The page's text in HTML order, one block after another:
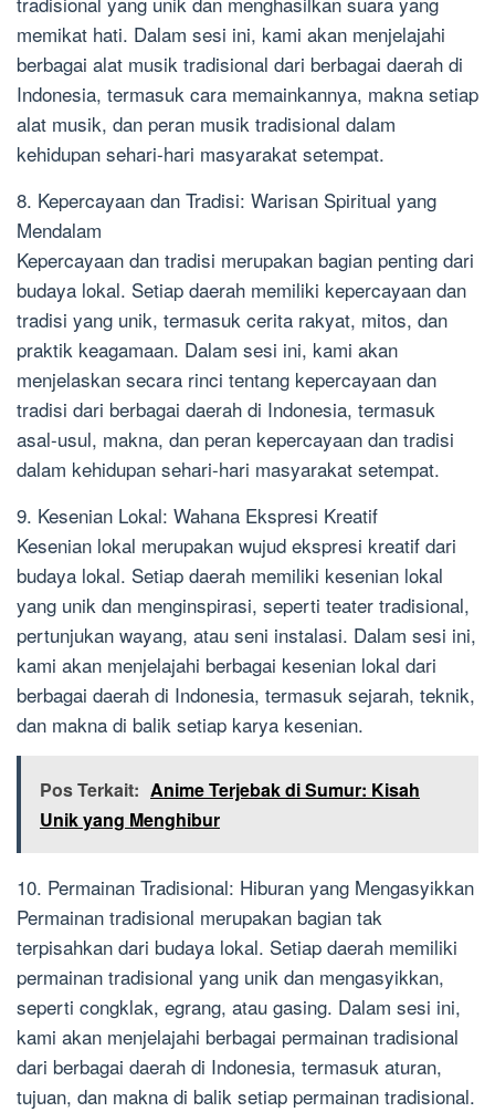
memikat hati. Dalam sesi ini, kami akan menjelajahi
berbagai alat musik tradisional dari berbagai daerah di
Indonesia, termasuk cara memainkannya, makna setiap
alat musik, dan peran musik tradisional dalam
kehidupan sehari-hari masyarakat setempat.
8. Kepercayaan dan Tradisi: Warisan Spiritual yang
Mendalam
Kepercayaan dan tradisi merupakan bagian penting dari
budaya lokal. Setiap daerah memiliki kepercayaan dan
tradisi yang unik, termasuk cerita rakyat, mitos, dan
praktik keagamaan. Dalam sesi ini, kami akan
menjelaskan secara rinci tentang kepercayaan dan
tradisi dari berbagai daerah di Indonesia, termasuk
asal-usul, makna, dan peran kepercayaan dan tradisi
dalam kehidupan sehari-hari masyarakat setempat.
9. Kesenian Lokal: Wahana Ekspresi Kreatif
Kesenian lokal merupakan wujud ekspresi kreatif dari
budaya lokal. Setiap daerah memiliki kesenian lokal
yang unik dan menginspirasi, seperti teater tradisional,
pertunjukan wayang, atau seni instalasi. Dalam sesi ini,
kami akan menjelajahi berbagai kesenian lokal dari
berbagai daerah di Indonesia, termasuk sejarah, teknik,
dan makna di balik setiap karya kesenian.
Pos Terkait: Anime Terjebak di Sumur: Kisah
Unik yang Menghibur
10. Permainan Tradisional: Hiburan yang Mengasyikkan
Permainan tradisional merupakan bagian tak
terpisahkan dari budaya lokal. Setiap daerah memiliki
permainan tradisional yang unik dan mengasyikkan,
seperti congklak, egrang, atau gasing. Dalam sesi ini,
kami akan menjelajahi berbagai permainan tradisional
dari berbagai daerah di Indonesia, termasuk aturan,
tujuan, dan makna di balik setiap permainan tradisional.